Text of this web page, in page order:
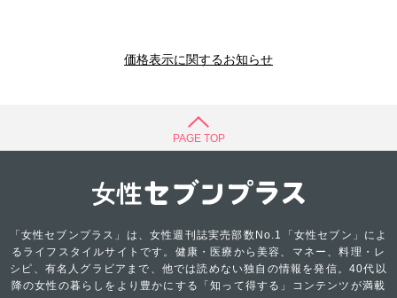
価格表示に関するお知らせ
PAGE TOP
「女性セブンプラス」は、女性週刊誌実売部数No.1「女性セブン」によ
るライフスタイルサイトです。健康・医療から美容、マネー、料理・レ
シピ、有名人グラビアまで、他では読めない独自の情報を発信。40代以
降の女性の暮らしをより豊かにする「知って得する」コンテンツが満載